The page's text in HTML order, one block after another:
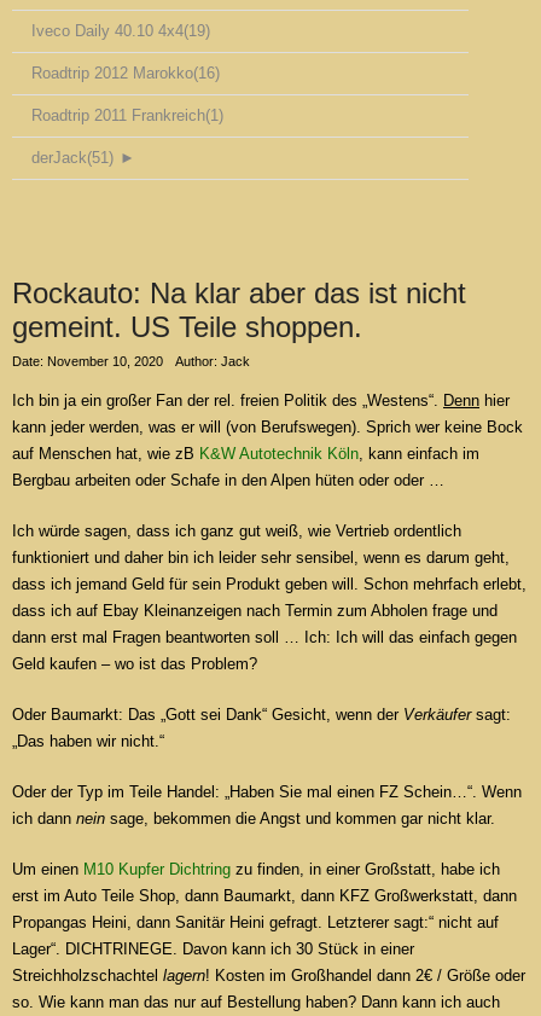
Iveco Daily 40.10 4x4(19)
Roadtrip 2012 Marokko(16)
Roadtrip 2011 Frankreich(1)
derJack(51) ►
Rockauto: Na klar aber das ist nicht
gemeint. US Teile shoppen.
Date: November 10, 2020 Author: Jack
Ich bin ja ein großer Fan der rel. freien Politik des „Westens“. Denn hier
kann jeder werden, was er will (von Berufswegen). Sprich wer keine Bock
auf Menschen hat, wie zB K&W Autotechnik Köln, kann einfach im
Bergbau arbeiten oder Schafe in den Alpen hüten oder oder …
Ich würde sagen, dass ich ganz gut weiß, wie Vertrieb ordentlich
funktioniert und daher bin ich leider sehr sensibel, wenn es darum geht,
dass ich jemand Geld für sein Produkt geben will. Schon mehrfach erlebt,
dass ich auf Ebay Kleinanzeigen nach Termin zum Abholen frage und
dann erst mal Fragen beantworten soll … Ich: Ich will das einfach gegen
Geld kaufen – wo ist das Problem?
Oder Baumarkt: Das „Gott sei Dank“ Gesicht, wenn der Verkäufersagt:
„Das haben wir nicht.“
Oder der Typ im Teile Handel: „Haben Sie mal einen FZ Schein…“. Wenn
ich dann nein sage, bekommen die Angst und kommen gar nicht klar.
Um einen M10 Kupfer Dichtring zu finden, in einer Großstatt, habe ich
erst im Auto Teile Shop, dann Baumarkt, dann KFZ Großwerkstatt, dann
Propangas Heini, dann Sanitär Heini gefragt. Letzterer sagt:“ nicht auf
Lager“. DICHTRINEGE. Davon kann ich 30 Stück in einer
Streichholzschachtel lagern! Kosten im Großhandel dann 2€ / Größe oder
so. Wie kann man das nur auf Bestellung haben? Dann kann ich auch